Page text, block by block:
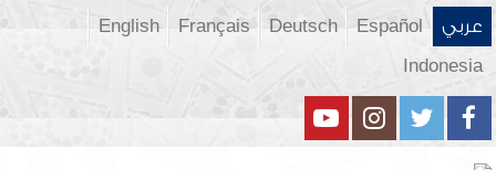
عربي Español
Deutsch
Français
English
Indonesia